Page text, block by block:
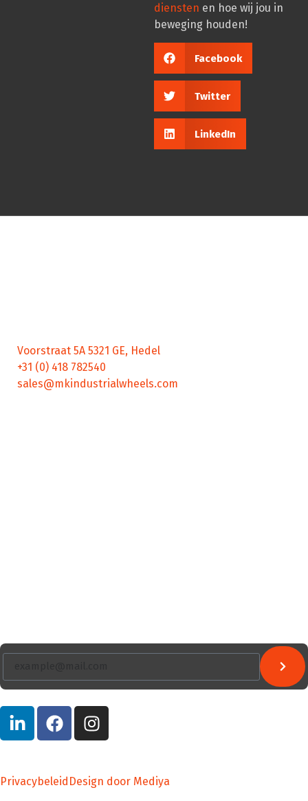
diensten en hoe wij jou in
beweging houden!
Facebook
Twitter
LinkedIn
Voorstraat 5A 5321 GE, Hedel
+31 (0) 418 782540
sales@mkindustrialwheels.com
Privacybeleid Design door Mediya